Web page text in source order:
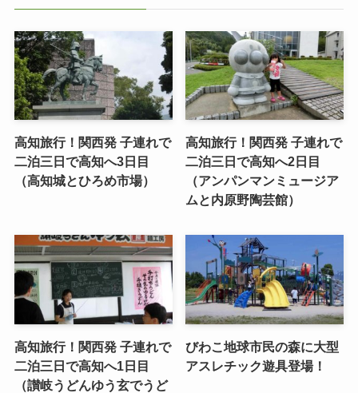
高知旅行！関西発 子連れで
二泊三日で高知へ3日目
（高知城とひろめ市場）
高知旅行！関西発 子連れで
二泊三日で高知へ2日目
（アンパンマンミュージア
ムと内原野陶芸館）
高知旅行！関西発 子連れで
二泊三日で高知へ1日目
（讃岐うどんゆう玄でうど
びわこ地球市民の森に大型
アスレチック遊具登場！